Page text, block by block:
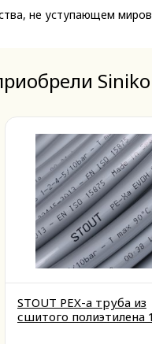
не уступающем
STOUT PEX-a труба из
сшитого полиэтилена